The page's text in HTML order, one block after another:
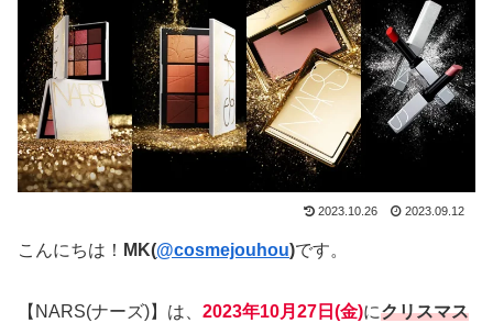
2023.10.26 2023.09.12
こんにちは！ MK(@cosmejouhou)です。
【NARS(ナーズ)】は、 2023年10月27日(金)にクリスマス